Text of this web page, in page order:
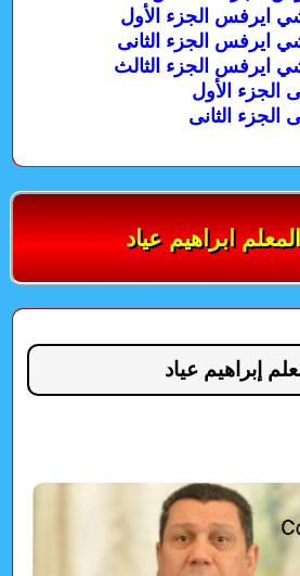
ايرفس الجزء الأول
ايرفس الجزء الثانى
ايرفس الجزء الثالث
الجزء الأول
الجزء الثانى
ابراهيم عياد
إبراهيم عياد